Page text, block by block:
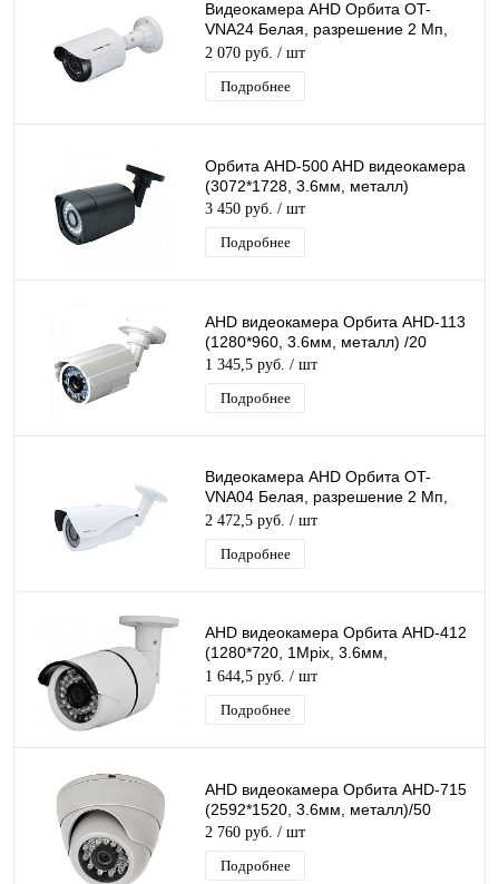
Видеокамера AHD Орбита OT-
VNA24 Белая, разрешение 2 Mп,
1920*1080, объектив 3,6мм, ИК
подсветка
2 070 руб. / шт
Подробнее
Орбита AHD-500 AHD видеокамера
(3072*1728, 3.6мм, металл)
3 450 руб. / шт
Подробнее
AHD видеокамера Орбита AHD-113
(1280*960, 3.6мм, металл) /20
1 345,5 руб. / шт
Подробнее
Видеокамера AHD Орбита OT-
VNA04 Белая, разрешение 2 Mп,
1920*1080, объектив 2,8-12мм, ИК
подсветка
2 472,5 руб. / шт
Подробнее
AHD видеокамера Орбита AHD-412
(1280*720, 1Mpix, 3.6мм,
металл)/20
1 644,5 руб. / шт
Подробнее
AHD видеокамера Орбита AHD-715
(2592*1520, 3.6мм, металл)/50
2 760 руб. / шт
Подробнее